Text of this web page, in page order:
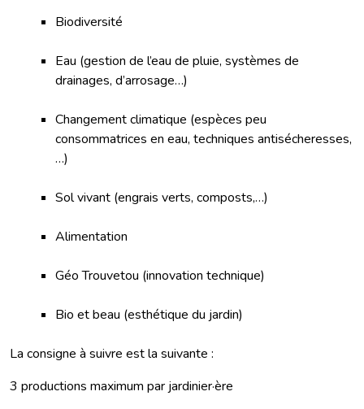
Biodiversité
Eau (gestion de l’eau de pluie, systèmes de
drainages, d’arrosage…)
Changement climatique (espèces peu
consommatrices en eau, techniques antisécheresses,
…)
Sol vivant (engrais verts, composts,…)
Alimentation
Géo Trouvetou (innovation technique)
Bio et beau (esthétique du jardin)
La consigne à suivre est la suivante :
3 productions maximum par jardinier·ère